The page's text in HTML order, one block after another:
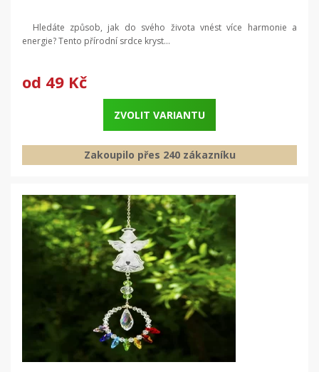
Hledáte způsob, jak do svého života vnést více harmonie a
energie? Tento přírodní srdce kryst...
od 49 Kč
ZVOLIT VARIANTU
Zakoupilo přes 240 zákazníku